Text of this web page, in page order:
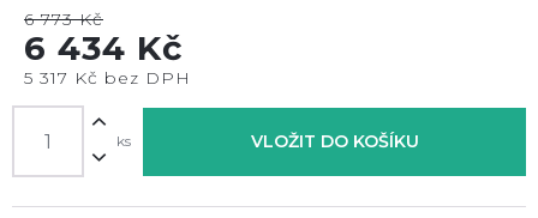
6 773 Kč
6 434 Kč
5 317 Kč bez DPH
ks VLOŽIT DO KOŠÍKU